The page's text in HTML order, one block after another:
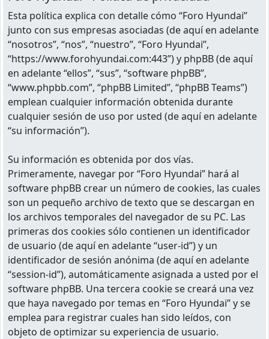
Esta política explica con detalle cómo “Foro Hyundai”
junto con sus empresas asociadas (de aquí en adelante
“nosotros”, “nos”, “nuestro”, “Foro Hyundai”,
“https://www.forohyundai.com:443”) y phpBB (de aquí
en adelante “ellos”, “sus”, “software phpBB”,
“www.phpbb.com”, “phpBB Limited”, “phpBB Teams”)
emplean cualquier información obtenida durante
cualquier sesión de uso por usted (de aquí en adelante
“su información”).
Su información es obtenida por dos vías.
Primeramente, navegar por “Foro Hyundai” hará al
software phpBB crear un número de cookies, las cuales
son un pequeño archivo de texto que se descargan en
los archivos temporales del navegador de su PC. Las
primeras dos cookies sólo contienen un identificador
de usuario (de aquí en adelante “user-id”) y un
identificador de sesión anónima (de aquí en adelante
“session-id”), automáticamente asignada a usted por el
software phpBB. Una tercera cookie se creará una vez
que haya navegado por temas en “Foro Hyundai” y se
emplea para registrar cuales han sido leídos, con
objeto de optimizar su experiencia de usuario.